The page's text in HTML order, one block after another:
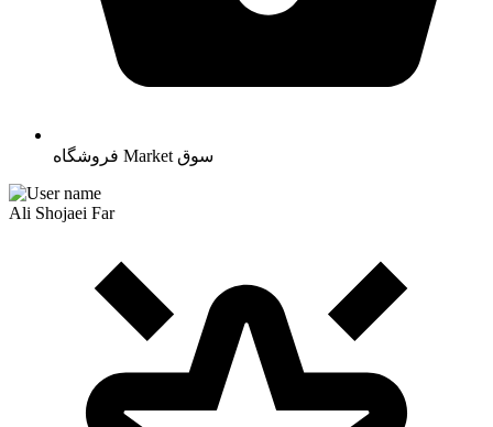
Market سوق
Ali Shojaei Far